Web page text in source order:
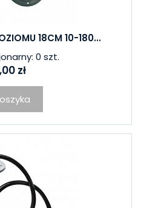
18CM 10-180...
0 szt.
zł